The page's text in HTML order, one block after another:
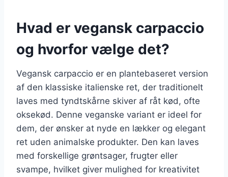
Hvad er vegansk carpaccio
og hvorfor vælge det?
Vegansk carpaccio er en plantebaseret version
af den klassiske italienske ret, der traditionelt
laves med tyndtskårne skiver af råt kød, ofte
oksekød. Denne veganske variant er ideel for
dem, der ønsker at nyde en lækker og elegant
ret uden animalske produkter. Den kan laves
med forskellige grøntsager, frugter eller
svampe, hvilket giver mulighed for kreativitet